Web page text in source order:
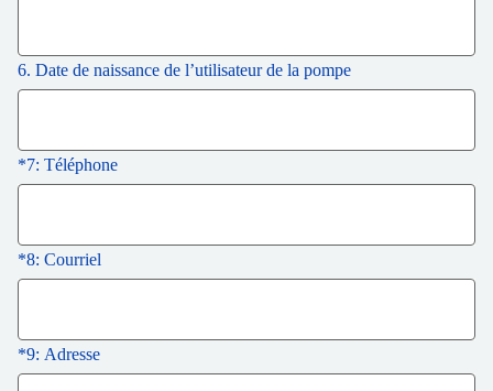
6. Date de naissance de l’utilisateur de la pompe
*7: Téléphone
*8: Courriel
*9: Adresse